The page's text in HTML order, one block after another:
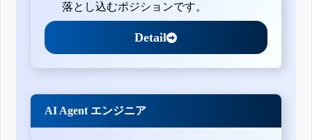
落とし込むポジションです。
Detail
AI Agent エンジニア